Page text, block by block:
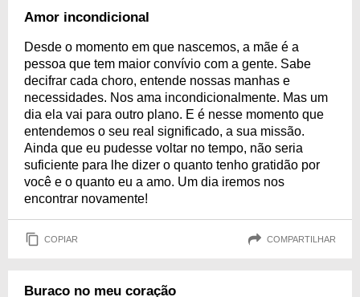
Amor incondicional
Desde o momento em que nascemos, a mãe é a
pessoa que tem maior convívio com a gente. Sabe
decifrar cada choro, entende nossas manhas e
necessidades. Nos ama incondicionalmente. Mas um
dia ela vai para outro plano. E é nesse momento que
entendemos o seu real significado, a sua missão.
Ainda que eu pudesse voltar no tempo, não seria
suficiente para lhe dizer o quanto tenho gratidão por
você e o quanto eu a amo. Um dia iremos nos
encontrar novamente!
COPIAR COMPARTILHAR
Buraco no meu coração